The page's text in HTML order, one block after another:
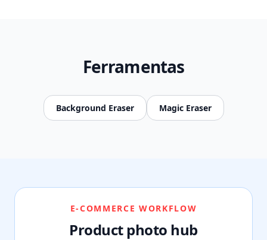
Ferramentas
Background Eraser Magic Eraser
E-COMMERCE WORKFLOW
Product photo hub